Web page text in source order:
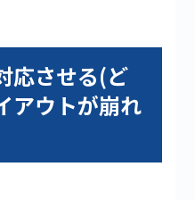
応させる(ど
アウトが崩れ